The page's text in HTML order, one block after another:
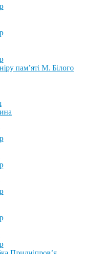
пам’яті М. Білого